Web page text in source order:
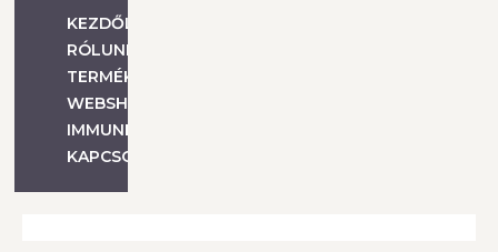
KEZDŐLAP
RÓLUNK
TERMÉKEINK
WEBSHOP
IMMUNERŐSÍTÉS
KAPCSOLAT